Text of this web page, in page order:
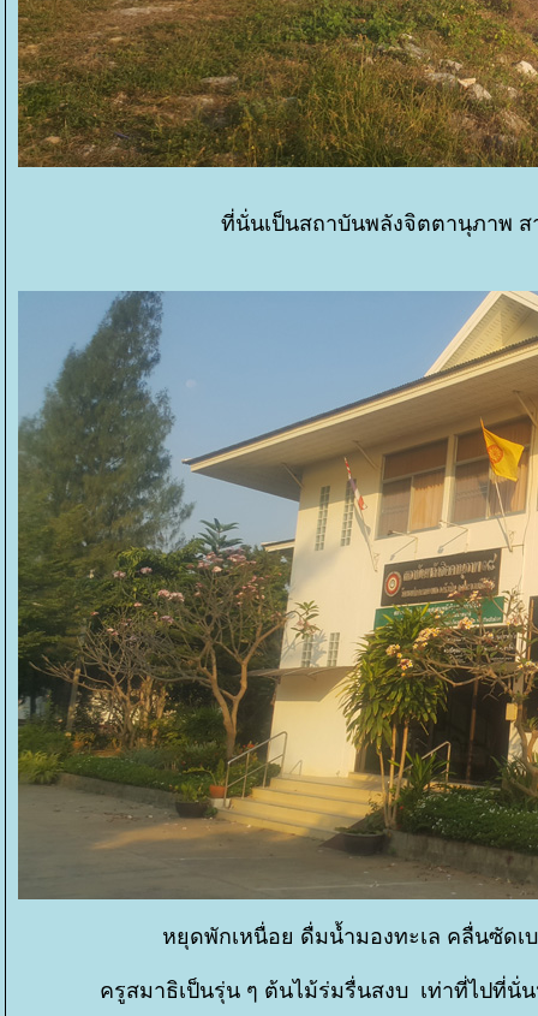
ที่นั่นเป็นสถาบันพลังจิตตานุภาพ ส
หยุดพักเหนื่อย ดื่มน้ำมองทะเล คลื่นซัดเ
ครูสมาธิเป็นรุ่น ๆ ต้นไม้ร่มรื่นสงบ เท่าที่ไปที่นั่น